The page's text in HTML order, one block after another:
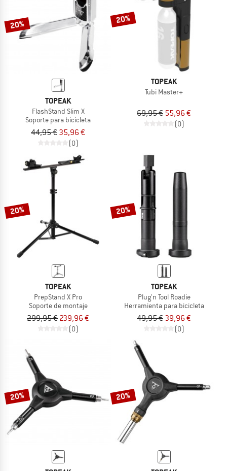
20%
TOPEAK
FlashStand Slim X
Soporte para bicicleta
44,95 € 35,96 €
(0)
20%
TOPEAK
Tubi Master+
69,95 € 55,96 €
(0)
20%
TOPEAK
PrepStand X Pro
Soporte de montaje
299,95 € 239,96 €
(0)
20%
TOPEAK
Plug'n Tool Roadie
Herramienta para bicicleta
49,95 € 39,96 €
(0)
20% 20%